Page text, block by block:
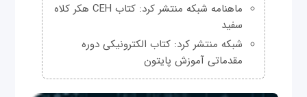
ماهنامه شبکه منتشر کرد: کتاب CEH هکر کلاه
سفید
شبکه منتشر کرد: کتاب الکترونیکی دوره
مقدماتی آموزش پایتون